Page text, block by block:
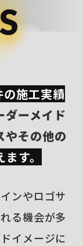
施工実績
ダーメイド
やその他の
す。
ンやロゴサ
る機会が多
イメージに